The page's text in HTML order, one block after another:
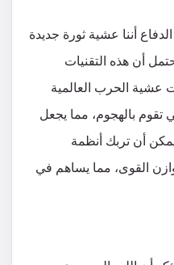
أننا عشية ثورة جديدة
أن هذه التقنيات
عشية الحرب العالمية
تقوم بالهجوم، مما يجعل
يمكن أن تربك أنظمة
القوى، مما يساهم في